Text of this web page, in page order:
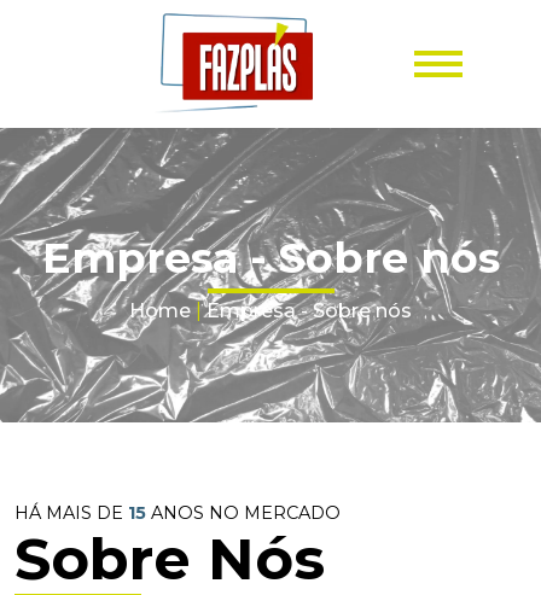
Empresa - Sobre nós
Home |Empresa - Sobre nós
HÁ MAIS DE 15 ANOS NO MERCADO
Sobre Nós